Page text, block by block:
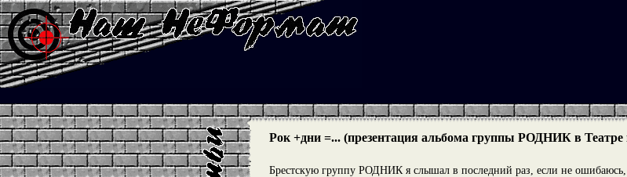
Рок +дни =... (презентация альбома группы РОДНИК в Театре
Брестскую группу РОДНИК я слышал в последний раз, если не ошибаюсь,